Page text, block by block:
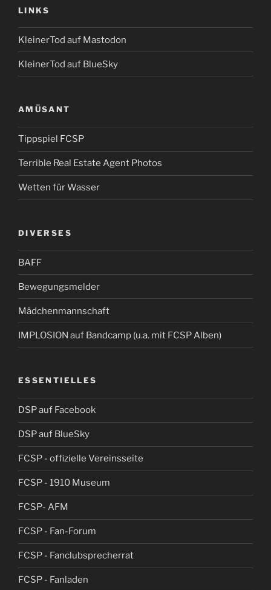
LINKS
KleinerTod auf Mastodon
KleinerTod auf BlueSky
AMÜSANT
Tippspiel FCSP
Terrible Real Estate Agent Photos
Wetten für Wasser
DIVERSES
BAFF
Bewegungsmelder
Mädchenmannschaft
IMPLOSION auf Bandcamp (u.a. mit FCSP Alben)
ESSENTIELLES
DSP auf Facebook
DSP auf BlueSky
FCSP - offizielle Vereinsseite
FCSP - 1910 Museum
FCSP- AFM
FCSP - Fan-Forum
FCSP - Fanclubsprecherrat
FCSP - Fanladen